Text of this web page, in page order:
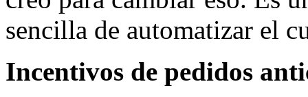
sencilla de automatizar el
Incentivos de pedidos